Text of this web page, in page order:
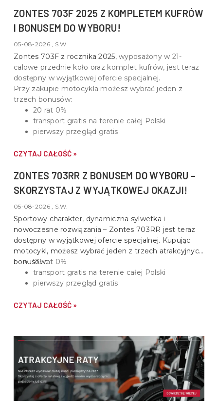
ZONTES 703F 2025 Z KOMPLETEM KUFRÓW
I BONUSEM DO WYBORU!
05-08-2026 , S.W.
Zontes 703F z rocznika 2025, wyposażony w 21-
calowe przednie koło oraz komplet kufrów, jest teraz
dostępny w wyjątkowej ofercie specjalnej.
Przy zakupie motocykla możesz wybrać jeden z
trzech bonusów:
20 rat 0%
transport gratis na terenie całej Polski
pierwszy przegląd gratis
CZYTAJ CAŁOŚĆ »
ZONTES 703RR Z BONUSEM DO WYBORU –
SKORZYSTAJ Z WYJĄTKOWEJ OKAZJI!
05-08-2026 , S.W.
Sportowy charakter, dynamiczna sylwetka i
nowoczesne rozwiązania – Zontes 703RR jest teraz
dostępny w wyjątkowej ofercie specjalnej. Kupując
motocykl, możesz wybrać jeden z trzech atrakcyjnych
bonusów:20 rat 0%
transport gratis na terenie całej Polski
pierwszy przegląd gratis
CZYTAJ CAŁOŚĆ »